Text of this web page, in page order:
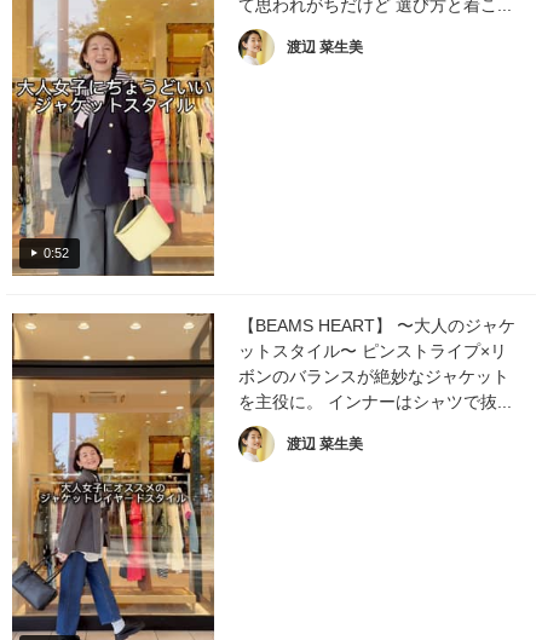
0:52
て思われがちだけど 選び方と着こ...
渡辺 菜生美
【BEAMS HEART】 〜大人のジャケ
ットスタイル〜 ピンストライプ×リ
ボンのバランスが絶妙なジャケット
を主役に。 インナーはシャツで抜...
渡辺 菜生美